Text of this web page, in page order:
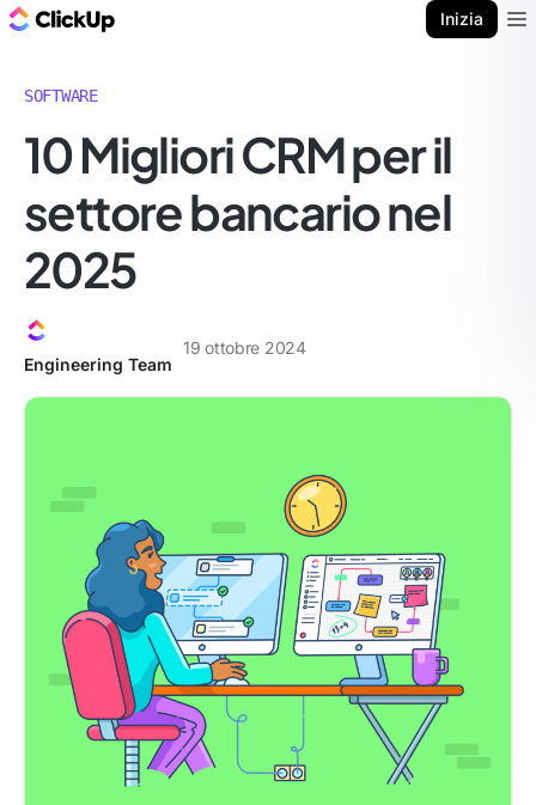
Inizia
SOFTWARE
10 Migliori CRM per il
settore bancario nel
2025
Engineering Team
19 ottobre 2024